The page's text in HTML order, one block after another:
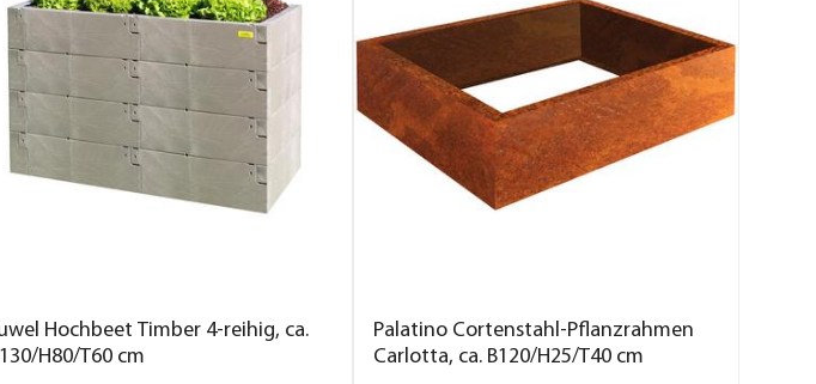
Hochbeet Timber 4-reihig, ca.
H80/T60 cm
Palatino Cortenstahl-Pflanzrahmen
Carlotta, ca. B120/H25/T40 cm